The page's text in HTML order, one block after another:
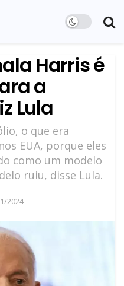
Harris é
a
Lula
o que era
EUA, porque eles
como um modelo
ruiu, disse Lula.
2024